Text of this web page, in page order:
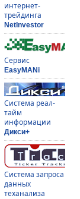
интернет-
трейдинга
NetInvestor
Сервис
EasyMANi
Система реал-
тайм
информации
Дикси+
Система запроса
данных
теханализа